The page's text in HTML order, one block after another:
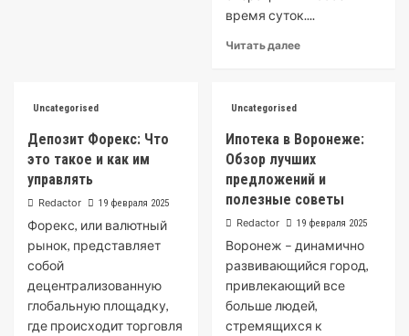
время суток....
Читать далее
Uncategorised
Депозит Форекс: Что
это такое и как им
управлять
Redactor 19 февраля 2025
Форекс, или валютный
рынок, представляет
собой
децентрализованную
глобальную площадку,
где происходит торговля
Uncategorised
Ипотека в Воронеже:
Обзор лучших
предложений и
полезные советы
Redactor 19 февраля 2025
Воронеж – динамично
развивающийся город,
привлекающий все
больше людей,
стремящихся к